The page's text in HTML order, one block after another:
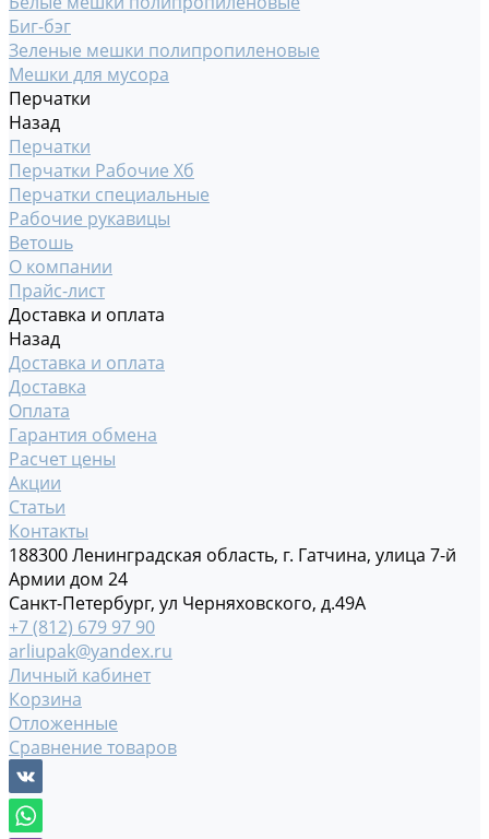
Биг-бэг
Зеленые мешки полипропиленовые
Мешки для мусора
Перчатки
Назад
Перчатки
Перчатки Рабочие Хб
Перчатки специальные
Рабочие рукавицы
Ветошь
О компании
Прайс-лист
Доставка и оплата
Назад
Доставка и оплата
Доставка
Оплата
Гарантия обмена
Расчет цены
Акции
Статьи
Контакты
188300 Ленинградская область, г. Гатчина, улица 7-й
Армии дом 24
Санкт-Петербург, ул Черняховского, д.49А
+7 (812) 679 97 90
arliupak@yandex.ru
Личный кабинет
Корзина
Отложенные
Сравнение товаров